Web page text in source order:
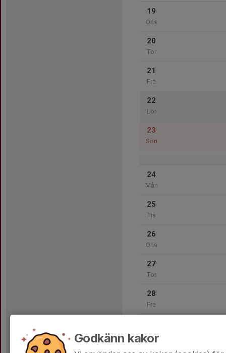
19
Ons
20
Tor
21
Fre
22
Lör
23
Sön
24
Mån
25
Tis
26
Ons
27
Tor
28
Fre
Godkänn kakor